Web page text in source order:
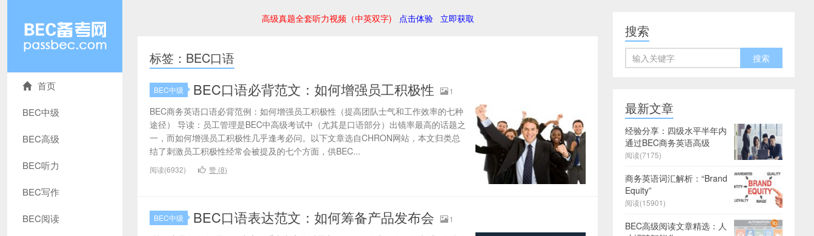
首页
BEC中级
BEC高级
BEC听力
BEC写作
BEC阅读
高级真题全套听力视频（中英双字) 点击体验 立即获取
标签：BEC口语
BEC中级 BEC口语必背范文：如何增强员工积极性 1
BEC商务英语口语必背范例：如何增强员工积极性（提高团队士气和工作效率的七种
途径） 导读：员工管理是BEC中高级考试中（尤其是口语部分）出镜率最高的话题之
一，而如何增强员工积极性几乎逢考必问。以下文章选自CHRON网站，本文归类总
结了刺激员工积极性经常会被提及的七个方面，供BEC...
阅读(6932) 赞 (8)
BEC中级 BEC口语表达范文：如何筹备产品发布会 1
搜索
最新文章
经验分享：四级水平半年内
通过BEC商务英语高级
阅读(7175)
商务英语词汇解析：“Brand
Equity”
阅读(15901)
BEC高级阅读文章精选：人